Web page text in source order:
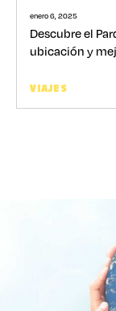
enero 6, 2025
Descubre el
ubicación y
VIAJES